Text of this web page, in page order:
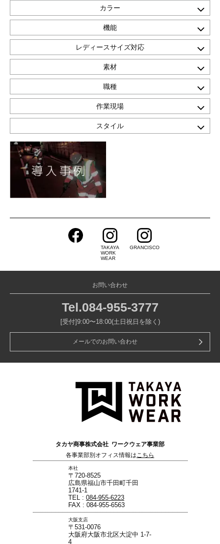
カラー
機能
レディースサイズ対応
素材
職種
作業現場
スタイル
TAKAYA
WORK
WEAR
GRANCISCO
お問い合わせ
Tel.084-955-3777
[受付]9:00〜18:00(土日祝日を除く)
メールでのお問い合わせ
タカヤ商事株式会社 ワークウェア事業部
各事業部別オフィス情報はこちら
本社
〒720-8525
広島県福山市千田町千田
1741-1
TEL : 084-955-6223
FAX : 084-955-6563
大阪支店
〒531-0076
大阪府大阪市北区大淀中 1-7-
4